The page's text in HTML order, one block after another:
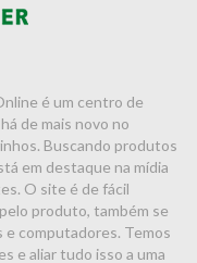
é um centro de
de mais novo no
Buscando produtos
em destaque na mídia
O site é de fácil
produto, também se
e computadores. Temos
e aliar tudo isso a uma